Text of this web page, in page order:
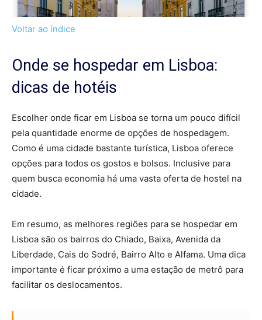
Voltar ao índice
Onde se hospedar em Lisboa:
dicas de hotéis
Escolher onde ficar em Lisboa se torna um pouco difícil
pela quantidade enorme de opções de hospedagem.
Como é uma cidade bastante turística, Lisboa oferece
opções para todos os gostos e bolsos. Inclusive para
quem busca economia há uma vasta oferta de hostel na
cidade.
Em resumo, as melhores regiões para se hospedar em
Lisboa são os bairros do Chiado, Baixa, Avenida da
Liberdade, Cais do Sodré, Bairro Alto e Alfama. Uma dica
importante é ficar próximo a uma estação de metrô para
facilitar os deslocamentos.